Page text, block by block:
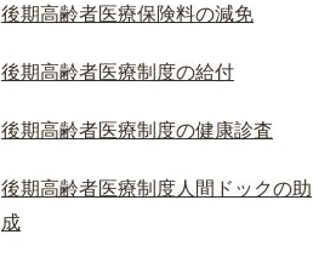
後期高齢者医療保険料の減免
後期高齢者医療制度の給付
後期高齢者医療制度の健康診査
後期高齢者医療制度人間ドックの助
成